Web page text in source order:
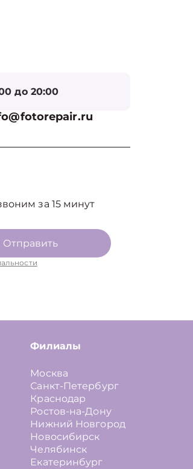
до 20:00
за 15 минут
Отправить
Филиалы
Москва
Санкт-Петербург
Краснодар
Ростов-на-Дону
Нижний Новгород
Новосибирск
Челябинск
Екатеринбург